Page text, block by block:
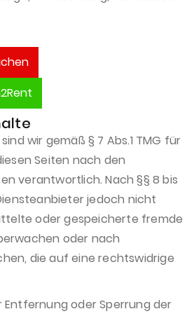
wir gemäß § 7 Abs.1 TMG für
Seiten nach den
verantwortlich. Nach §§ 8 bis
jedoch nicht
oder gespeicherte fremde
oder nach
die auf eine rechtswidrige
oder Sperrung der